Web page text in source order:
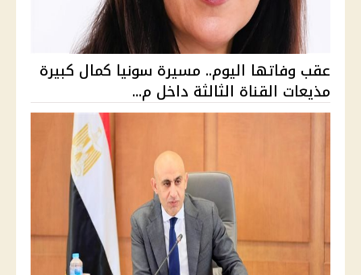
عقب وفاتها اليوم.. مسيرة سونيا كمال كبيرة
مذيعات القناة الثالثة داخل م...